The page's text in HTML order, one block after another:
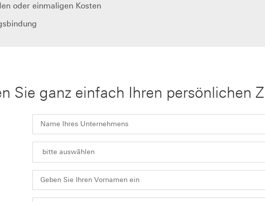
oder einmaligen Kosten
Sie ganz einfach Ihren persönlichen